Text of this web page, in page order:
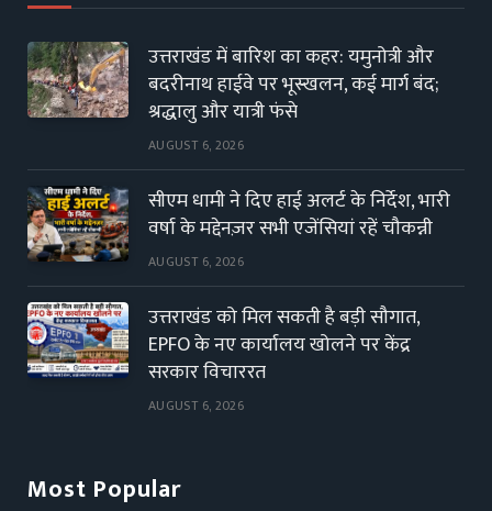
उत्तराखंड में बारिश का कहर: यमुनोत्री और
बदरीनाथ हाईवे पर भूस्खलन, कई मार्ग बंद;
श्रद्धालु और यात्री फंसे
AUGUST 6, 2026
सीएम धामी ने दिए हाई अलर्ट के निर्देश, भारी
वर्षा के मद्देनज़र सभी एजेंसियां रहें चौकन्नी
AUGUST 6, 2026
उत्तराखंड को मिल सकती है बड़ी सौगात,
EPFO के नए कार्यालय खोलने पर केंद्र
सरकार विचाररत
AUGUST 6, 2026
Most Popular